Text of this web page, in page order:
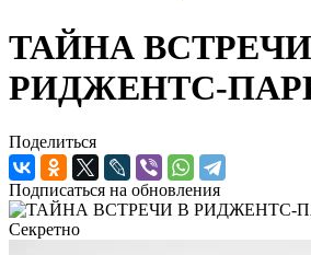
ТАЙНА
РИДЖЕНТС-
Поделиться
Подписаться на обновления